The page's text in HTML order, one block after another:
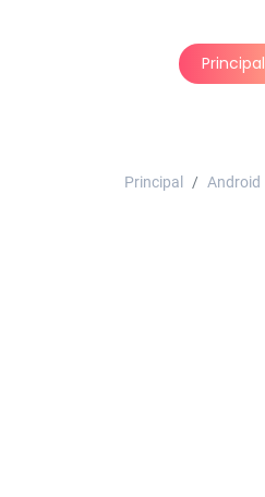
Principal
Principal Android